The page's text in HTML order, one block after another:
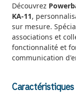
Découvrez
KA-11,
sur mesure.
associations et
fonctionnalité et
communication